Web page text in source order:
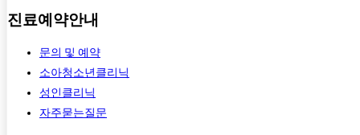
진료예약안내
문의 및 예약
소아청소년클리닉
성인클리닉
자주묻는질문